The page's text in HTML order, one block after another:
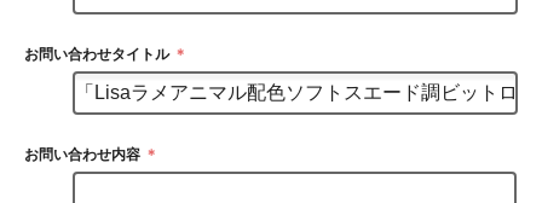
お問い合わせタイトル ＊
お問い合わせ内容 ＊